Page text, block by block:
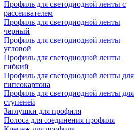
Профиль для светодиодной ленты с
рассеивателем
Профиль для светодиодной ленты
черный
Профиль для светодиодной ленты
угловой
Профиль для светодиодной ленты
гибкий
Профиль для светодиодной ленты для
гипсокартона
Профиль для светодиодной ленты для
ступеней
Заглушки для профиля
Полоса для соединения профиля